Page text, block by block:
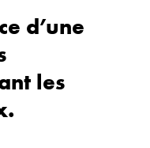
d’une
les